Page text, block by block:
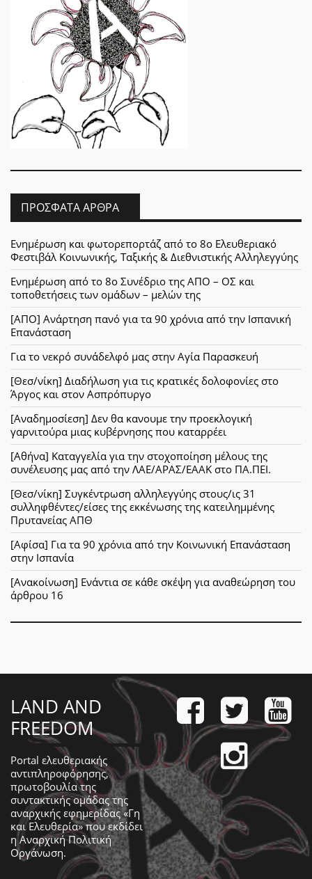
ΠΡΌΣΦΑΤΑ ΆΡΘΡΑ
Ενημέρωση και φωτορεπορτάζ από το 8ο Ελευθεριακό
Φεστιβάλ Κοινωνικής, Ταξικής & Διεθνιστικής Αλληλεγγύης
Ενημέρωση από το 8ο Συνέδριο της ΑΠΟ – ΟΣ και
τοποθετήσεις των ομάδων – μελών της
[ΑΠΟ] Ανάρτηση πανό για τα 90 χρόνια από την Ισπανική
Επανάσταση
Για το νεκρό συνάδελφό μας στην Αγία Παρασκευή
[Θεσ/νίκη] Διαδήλωση για τις κρατικές δολοφονίες στο
Άργος και στον Ασπρόπυργο
[Αναδημοσίεση] Δεν θα κανουμε την προεκλογική
γαρνιτούρα μιας κυβέρνησης που καταρρέει
[Αθήνα] Καταγγελία για την στοχοποίηση μέλους της
συνέλευσης μας από την ΛΑΕ/ΑΡΑΣ/ΕΑΑΚ στο ΠΑ.ΠΕΙ.
[Θεσ/νίκη] Συγκέντρωση αλληλεγγύης στους/ις 31
συλληφθέντες/είσες της εκκένωσης της κατειλημμένης
Πρυτανείας ΑΠΘ
[Αφίσα] Για τα 90 χρόνια από την Κοινωνική Επανάσταση
στην Ισπανία
[Ανακοίνωση] Ενάντια σε κάθε σκέψη για αναθεώρηση του
άρθρου 16
LAND AND
FREEDOM
Portal ελευθεριακής
αντιπληροφόρησης,
πρωτοβουλία της
συντακτικής ομάδας της
αναρχικής εφημερίδας «Γη
και Ελευθερία» που εκδίδει
ηΑναρχική Πολιτική
Οργάνωση.